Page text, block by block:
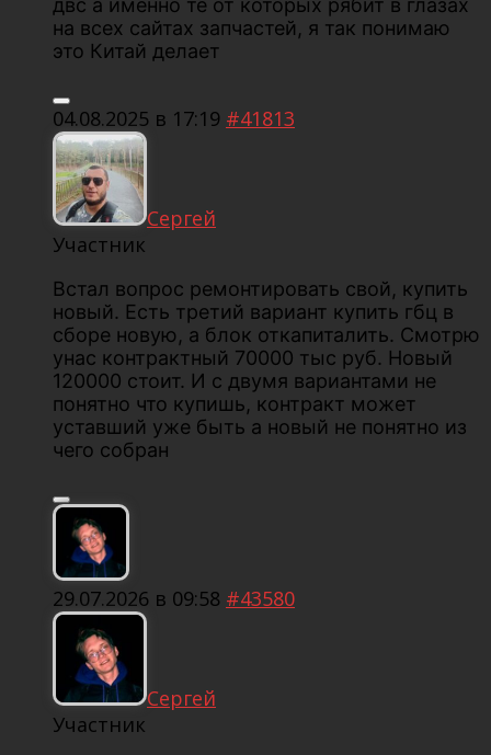
двс а именно те от которых рябит в глазах
на всех сайтах запчастей, я так понимаю
это Китай делает
04.08.2025 в 17:19 #41813
Сергей
Участник
Встал вопрос ремонтировать свой, купить
новый. Есть третий вариант купить гбц в
сборе новую, а блок откапиталить. Смотрю
унас контрактный 70000 тыс руб. Новый
120000 стоит. И с двумя вариантами не
понятно что купишь, контракт может
уставший уже быть а новый не понятно из
чего собран
29.07.2026 в 09:58 #43580
Сергей
Участник